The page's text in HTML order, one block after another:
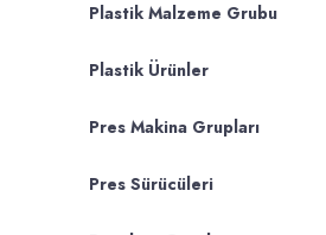
Plastik Malzeme Grubu
Plastik Ürünler
Pres Makina Grupları
Pres Sürücüleri